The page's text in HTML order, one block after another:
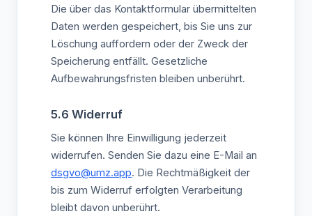
Die über das Kontaktformular übermittelten
Daten werden gespeichert, bis Sie uns zur
Löschung auffordern oder der Zweck der
Speicherung entfällt. Gesetzliche
Aufbewahrungsfristen bleiben unberührt.
5.6 Widerruf
Sie können Ihre Einwilligung jederzeit
widerrufen. Senden Sie dazu eine E-Mail an
dsgvo@umz.app. Die Rechtmäßigkeit der
bis zum Widerruf erfolgten Verarbeitung
bleibt davon unberührt.